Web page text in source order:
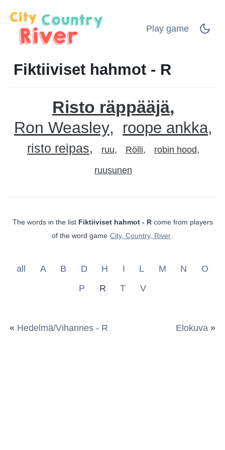
Play game
Fiktiiviset hahmot - R
Risto räppääjä
Ron Weasley roope ankka
risto reipas ruu Rölli robin hood
ruusunen
The words in the list Fiktiiviset hahmot - Rcome from players
of the word game City, Country, River
all A B D H I L M N
O
P
R T V
« Hedelmä/Vihannes - R Elokuva »